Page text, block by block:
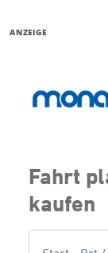
ANZEIGE